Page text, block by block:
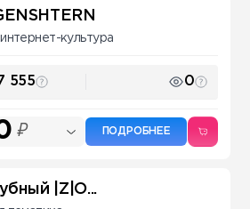
культура
555 0
₽ ПОДРОБНЕЕ
|Z|О...